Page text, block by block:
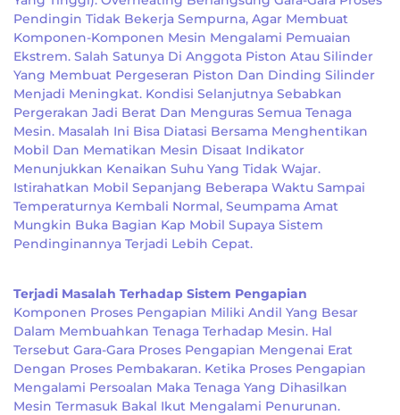
Pendingin Tidak Bekerja Sempurna, Agar Membuat
Komponen-Komponen Mesin Mengalami Pemuaian
Ekstrem. Salah Satunya Di Anggota Piston Atau Silinder
Yang Membuat Pergeseran Piston Dan Dinding Silinder
Menjadi Meningkat. Kondisi Selanjutnya Sebabkan
Pergerakan Jadi Berat Dan Menguras Semua Tenaga
Mesin. Masalah Ini Bisa Diatasi Bersama Menghentikan
Mobil Dan Mematikan Mesin Disaat Indikator
Menunjukkan Kenaikan Suhu Yang Tidak Wajar.
Istirahatkan Mobil Sepanjang Beberapa Waktu Sampai
Temperaturnya Kembali Normal, Seumpama Amat
Mungkin Buka Bagian Kap Mobil Supaya Sistem
Pendinginannya Terjadi Lebih Cepat.
Terjadi Masalah Terhadap Sistem Pengapian
Komponen Proses Pengapian Miliki Andil Yang Besar
Dalam Membuahkan Tenaga Terhadap Mesin. Hal
Tersebut Gara-Gara Proses Pengapian Mengenai Erat
Dengan Proses Pembakaran. Ketika Proses Pengapian
Mengalami Persoalan Maka Tenaga Yang Dihasilkan
Mesin Termasuk Bakal Ikut Mengalami Penurunan.